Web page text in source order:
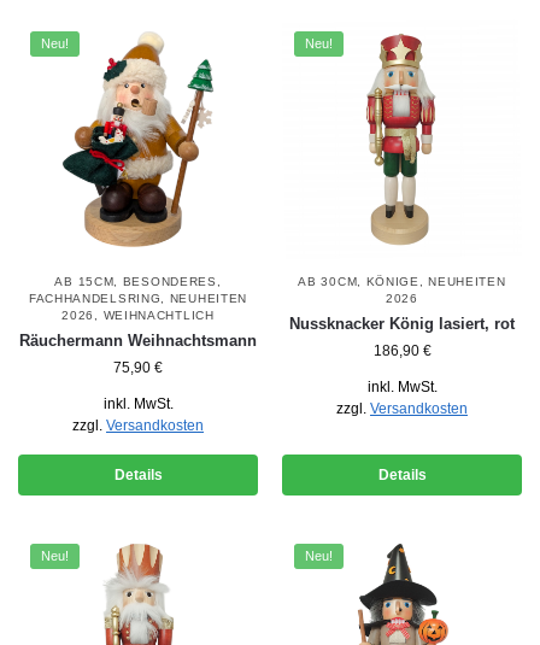
Neu!
AB 15CM BESONDERES
FACHHANDELSRING
NEUHEITEN
2026
WEIHNACHTLICH
Räuchermann Weihnachtsmann
75,90 €
inkl. MwSt.
zzgl. Versandkosten
Details
Neu!
AB 30CM KÖNIGE ,NEUHEITEN
2026
Nussknacker König lasiert, rot
186,90 €
inkl. MwSt.
zzgl. Versandkosten
Details
Neu! Neu!